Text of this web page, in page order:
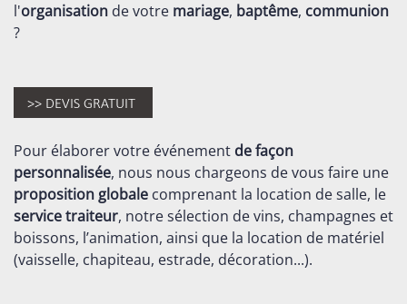
l'organisation de votre mariage, baptême, communion
?
Pour élaborer votre événement de façon
personnalisée, nous nous chargeons de vous faire une
proposition globale comprenant la location de salle, le
service traiteur, notre sélection de vins, champagnes et
boissons, l’animation, ainsi que la location de matériel
(vaisselle, chapiteau, estrade, décoration...).